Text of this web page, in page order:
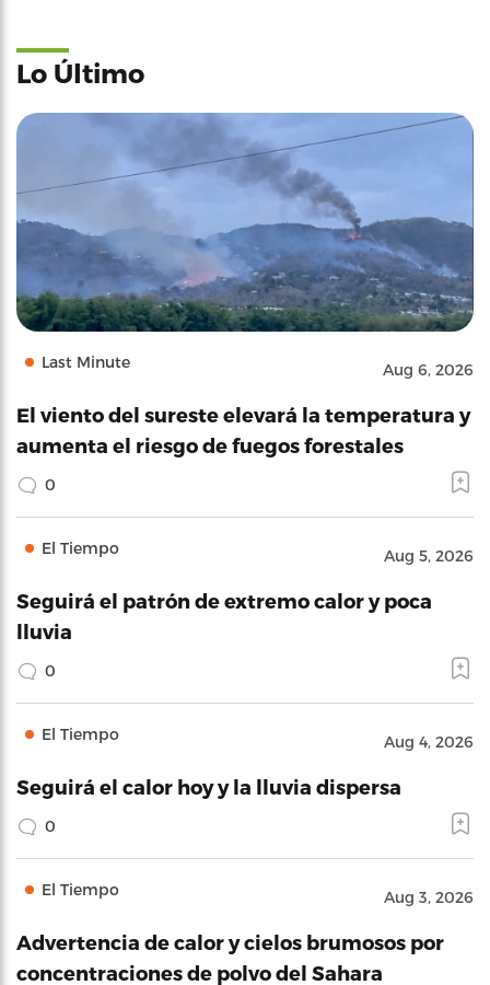
Lo Último
Last Minute Aug 6, 2026
El viento del sureste elevará la temperatura y
aumenta el riesgo de fuegos forestales
0
El Tiempo Aug 5, 2026
Seguirá el patrón de extremo calor y poca
lluvia
0
El Tiempo Aug 4, 2026
Seguirá el calor hoy y la lluvia dispersa
0
El Tiempo Aug 3, 2026
Advertencia de calor y cielos brumosos por
concentraciones de polvo del Sahara